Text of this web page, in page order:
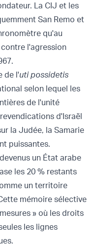
La CIJ et les
San Remo et
qu'au
l'agression
de l'uti possidetis
selon lequel les
de l'unité
d'Israël
la Judée, la Samarie
puissantes.
un État arabe
les 20 % restants
un territoire
mémoire sélective
» où les droits
les lignes